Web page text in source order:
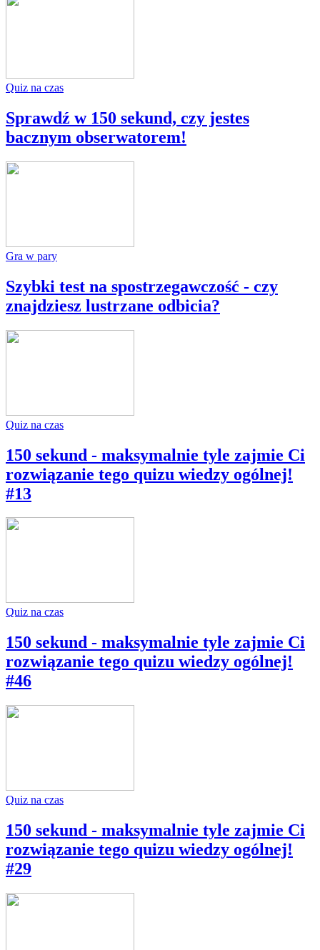
Quiz na czas
Sprawdź w 150 sekund, czy jestes
bacznym obserwatorem!
Gra w pary
Szybki test na spostrzegawczość - czy
znajdziesz lustrzane odbicia?
Quiz na czas
150 sekund - maksymalnie tyle zajmie Ci
rozwiązanie tego quizu wiedzy ogólnej!
#13
Quiz na czas
150 sekund - maksymalnie tyle zajmie Ci
rozwiązanie tego quizu wiedzy ogólnej!
#46
Quiz na czas
150 sekund - maksymalnie tyle zajmie Ci
rozwiązanie tego quizu wiedzy ogólnej!
#29